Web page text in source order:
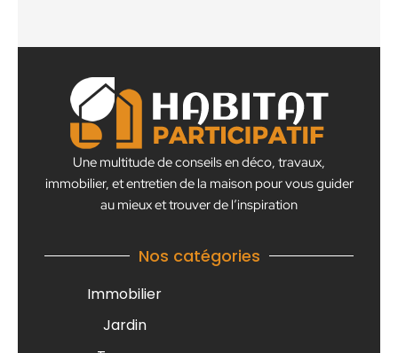
Une multitude de conseils en déco, travaux,
immobilier, et entretien de la maison pour vous guider
au mieux et trouver de l’inspiration
Nos catégories
Immobilier
Jardin